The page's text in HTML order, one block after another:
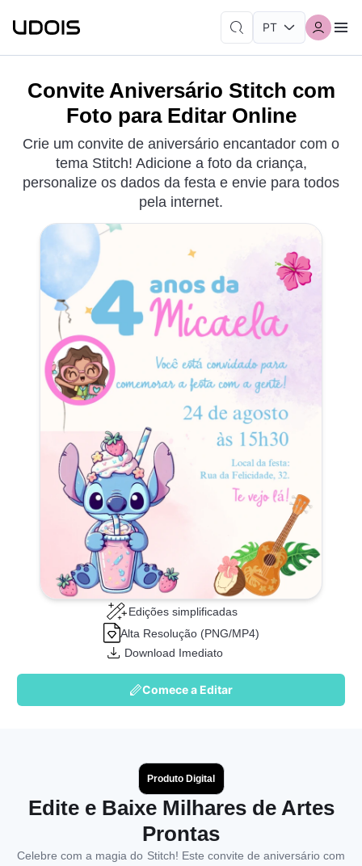
Convite Aniversário Stitch com
Foto para Editar Online
Crie um convite de aniversário encantador com o
tema Stitch! Adicione a foto da criança,
personalize os dados da festa e envie para todos
pela internet.
Edições simplificadas
Alta Resolução (PNG/MP4)
Download Imediato
Comece a Editar
Produto Digital
Edite e Baixe Milhares de Artes
Prontas
Celebre com a magia do Stitch! Este convite de aniversário com